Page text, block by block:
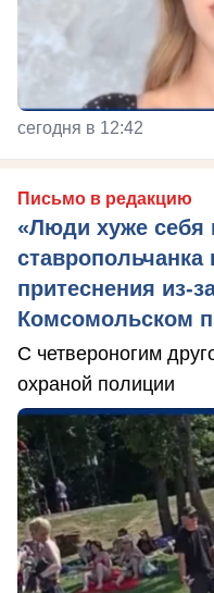
сегодня в 12:42
Письмо в редакцию
«Люди хуже себя
притеснения из-
Комсомольском
С четвероногим
охраной полиции